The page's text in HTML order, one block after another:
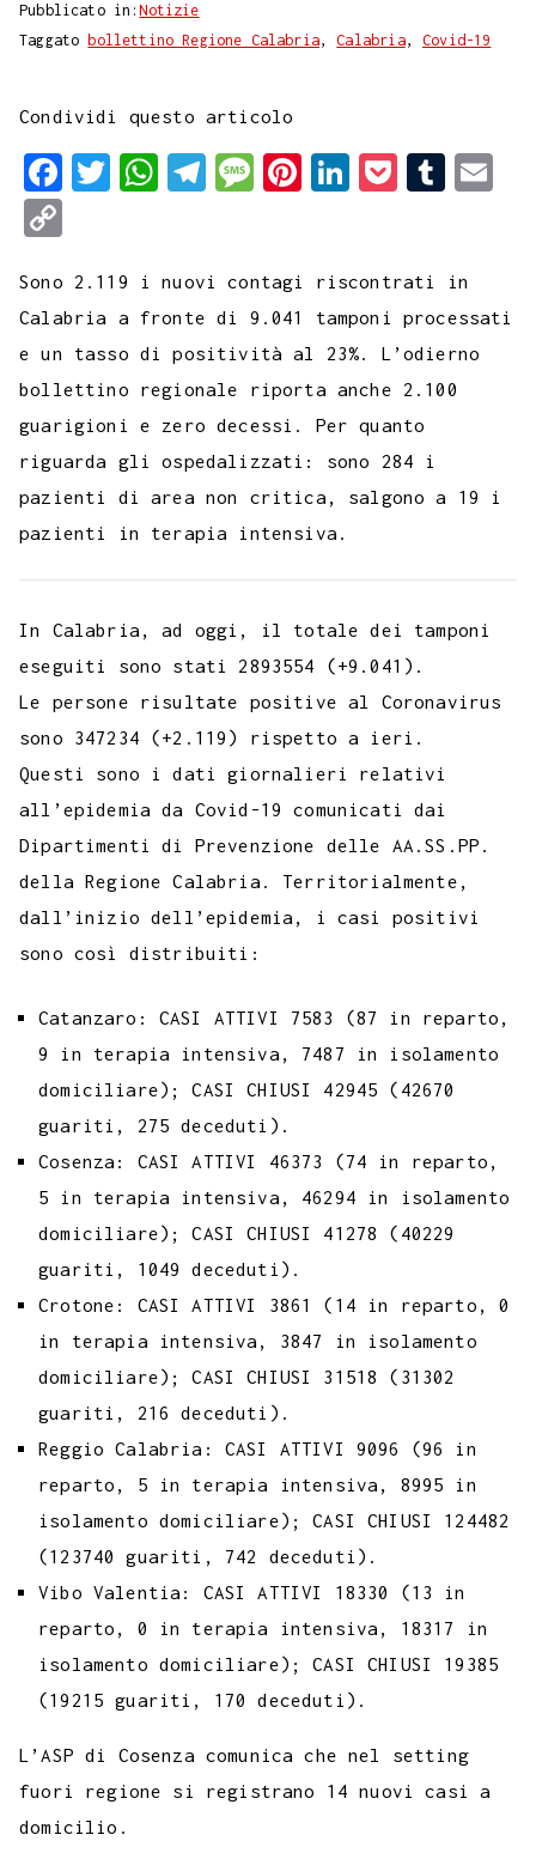
Pubblicato in:Notizie
Taggato bollettino Regione Calabria,Calabria,Covid-19
Condividi questo articolo
F
e
b
o
o
k
T
t
t
e
r
W
t
s
A
p
p
T
e
g
r
a
m
M
s
a
g
e
P
t
e
r
e
s
t
L
k
e
d
I
n
k
e
t
T
b
l
r
l
p
y
L
i
n
k
Sono 2.119 i nuovi contagi riscontrati in
Calabria a fronte di 9.041 tamponi processati
e un tasso di positività al 23%. L’odierno
bollettino regionale riporta anche 2.100
guarigioni e zero decessi. Per quanto
riguarda gli ospedalizzati: sono 284 i
pazienti di area non critica, salgono a 19 i
pazienti in terapia intensiva.
In Calabria, ad oggi, il totale dei tamponi
eseguiti sono stati 2893554 (+9.041).
Le persone risultate positive al Coronavirus
sono 347234 (+2.119) rispetto a ieri.
Questi sono i dati giornalieri relativi
all’epidemia da Covid-19 comunicati dai
Dipartimenti di Prevenzione delle AA.SS.PP.
della Regione Calabria. Territorialmente,
dall’inizio dell’epidemia, i casi positivi
sono così distribuiti:
Catanzaro: CASI ATTIVI 7583 (87 in reparto,
9 in terapia intensiva, 7487 in isolamento
domiciliare); CASI CHIUSI 42945 (42670
guariti, 275 deceduti).
Cosenza: CASI ATTIVI 46373 (74 in reparto,
5 in terapia intensiva, 46294 in isolamento
domiciliare); CASI CHIUSI 41278 (40229
guariti, 1049 deceduti).
Crotone: CASI ATTIVI 3861 (14 in reparto, 0
in terapia intensiva, 3847 in isolamento
domiciliare); CASI CHIUSI 31518 (31302
guariti, 216 deceduti).
Reggio Calabria: CASI ATTIVI 9096 (96 in
reparto, 5 in terapia intensiva, 8995 in
isolamento domiciliare); CASI CHIUSI 124482
(123740 guariti, 742 deceduti).
Vibo Valentia: CASI ATTIVI 18330 (13 in
reparto, 0 in terapia intensiva, 18317 in
isolamento domiciliare); CASI CHIUSI 19385
(19215 guariti, 170 deceduti).
L’ASP di Cosenza comunica che nel setting
fuori regione si registrano 14 nuovi casi a
domicilio.